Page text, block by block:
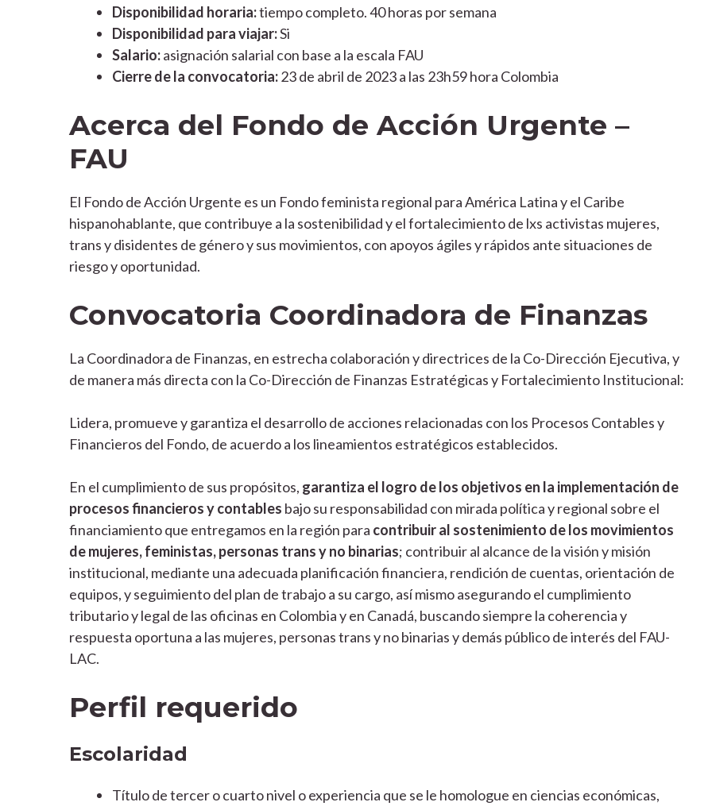
Disponibilidad horaria:tiempo completo. 40 horas por semana
Disponibilidad para viajar:Si
Salario:asignación salarial con base a la escala FAU
Cierre de la convocatoria:23 de abril de 2023 a las 23h59 hora Colombia
Acerca del Fondo de Acción Urgente –
FAU
El Fondo de Acción Urgente es un Fondo feminista regional para América Latina y el Caribe
hispanohablante, que contribuye a la sostenibilidad y el fortalecimiento de lxs activistas mujeres,
trans y disidentes de género y sus movimientos, con apoyos ágiles y rápidos ante situaciones de
riesgo y oportunidad.
Convocatoria Coordinadora de Finanzas
La Coordinadora de Finanzas, en estrecha colaboración y directrices de la Co-Dirección Ejecutiva, y
de manera más directa con la Co-Dirección de Finanzas Estratégicas y Fortalecimiento Institucional:
Lidera, promueve y garantiza el desarrollo de acciones relacionadas con los Procesos Contables y
Financieros del Fondo, de acuerdo a los lineamientos estratégicos establecidos.
En el cumplimiento de sus propósitos, garantiza el logro de los objetivos en la implementación de
procesos financieros y contables bajo su responsabilidad con mirada política y regional sobre el
financiamiento que entregamos en la región para contribuir al sostenimiento de los movimientos
de mujeres, feministas, personas trans y no binarias; contribuir al alcance de la visión y misión
institucional, mediante una adecuada planificación financiera, rendición de cuentas, orientación de
equipos, y seguimiento del plan de trabajo a su cargo, así mismo asegurando el cumplimiento
tributario y legal de las oficinas en Colombia y en Canadá, buscando siempre la coherencia y
respuesta oportuna a las mujeres, personas trans y no binarias y demás público de interés del FAU-
LAC.
Perfil requerido
Escolaridad
Título de tercer o cuarto nivel o experiencia que se le homologue en ciencias económicas,